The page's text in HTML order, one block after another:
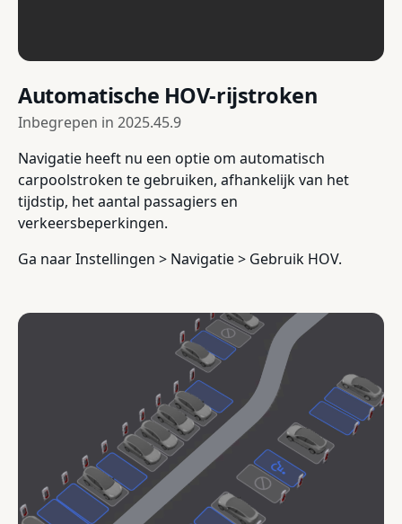
Automatische HOV-rijstroken
Inbegrepen in 2025.45.9
Navigatie heeft nu een optie om automatisch
carpoolstroken te gebruiken, afhankelijk van het
tijdstip, het aantal passagiers en
verkeersbeperkingen.
Ga naar Instellingen > Navigatie > Gebruik HOV.